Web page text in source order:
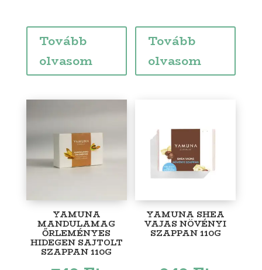
Tovább
olvasom
Tovább
olvasom
YAMUNA
MANDULAMAG
ŐRLEMÉNYES
HIDEGEN SAJTOLT
SZAPPAN 110G
YAMUNA SHEA
VAJAS NÖVÉNYI
SZAPPAN 110G